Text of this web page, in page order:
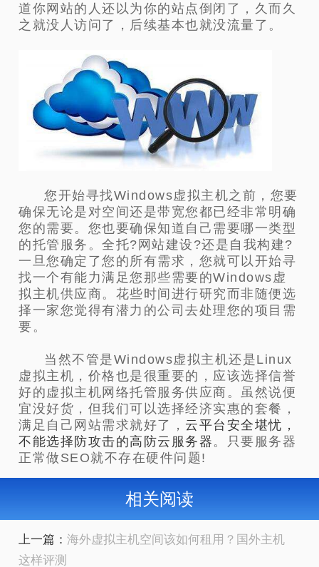
道你网站的人还以为你的站点倒闭了，久而久
之就没人访问了，后续基本也就没流量了。
您开始寻找Windows虚拟主机之前，您要
确保无论是对空间还是带宽您都已经非常明确
您的需要。您也要确保知道自己需要哪一类型
的托管服务。全托?网站建设?还是自我构建?
一旦您确定了您的所有需求，您就可以开始寻
找一个有能力满足您那些需要的Windows虚
拟主机供应商。花些时间进行研究而非随便选
择一家您觉得有潜力的公司去处理您的项目需
要。
当然不管是Windows虚拟主机还是Linux
虚拟主机， 价格也是很重要的，应该选择信誉
好的虚拟主机网络托管服务供应商。虽然说便
宜没好货，但我们可以选择经济实惠的套餐，
满足自己网站需求就好了， 云平台安全堪忧，
不能选择防攻击的高防云服务器 。只要服务器
正常做SEO就不存在硬件问题!
相关阅读
上一篇：海外虚拟主机空间该如何租用？国外主机
这样评测